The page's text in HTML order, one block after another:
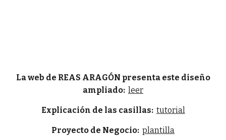
La web de REAS ARAGÓN presenta este diseño
ampliado: leer
Explicación de las casillas: tutorial
Proyecto de Negocio: plantilla